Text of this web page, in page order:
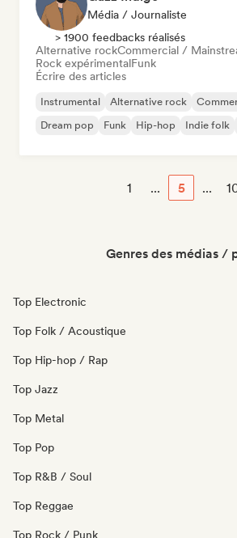
Média / Journaliste
> 1900 feedbacks réalisés
Alternative rockCommercial /
Rock expérimentalFunk
Écrire des articles
Instrumental Alternative rock
Dream pop
Funk Hip-hop Indie folk
1 ... 5 ...
Genres des médias /
Top Electronic
Top Folk / Acoustique
Top Hip-hop / Rap
Top Jazz
Top Metal
Top Pop
Top R&B / Soul
Top Reggae
Top Rock / Punk